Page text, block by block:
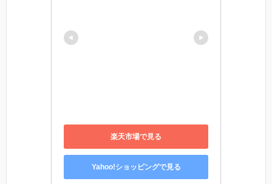
楽天市場で見る
Yahoo!ショッピングで見る